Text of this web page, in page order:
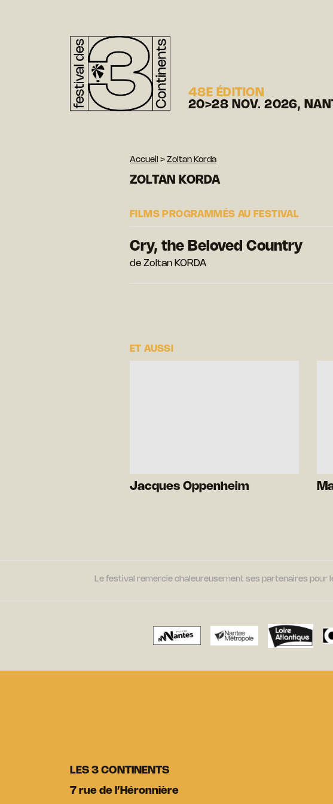
48E ÉDITION
20>28 NOV. 2026,
Accueil > Zoltan Korda
ZOLTAN KORDA
FILMS PROGRAMMÉS AU FESTIVAL
Cry, the Beloved Country
de Zoltan KORDA
ET AUSSI
Jacques Oppenheim
Le festival remercie chaleureusement ses partenaires pour
LES 3 CONTINENTS
7 rue de l’Héronnière